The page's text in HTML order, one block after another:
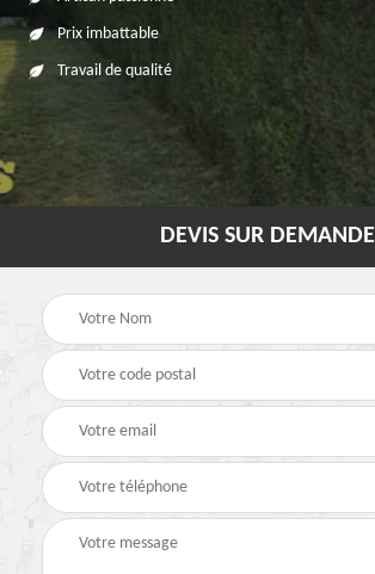
Prix imbattable
Travail de qualité
DEVIS SUR DEMANDE